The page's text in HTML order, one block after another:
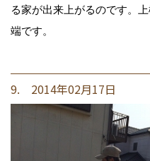
る家が出来上がるのです。
端です。
9. 2014年02月17日